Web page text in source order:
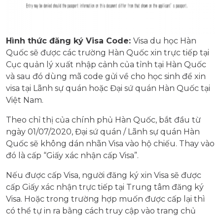
Hình thức đăng ký Visa Code: Visa du học Hàn
Quốc sẽ được các trường Hàn Quốc xin trực tiếp tại
Cục quản lý xuất nhập cảnh của tỉnh tại Hàn Quốc
và sau đó dùng mã code gửi về cho học sinh để xin
visa tại Lãnh sự quán hoặc Đại sứ quán Hàn Quốc tại
Việt Nam.
Theo chỉ thị của chính phủ Hàn Quốc, bắt đầu từ
ngày 01/07/2020, Đại sứ quán / Lãnh sự quán Hàn
Quốc sẽ không dán nhãn Visa vào hộ chiếu. Thay vào
đó là cấp “Giấy xác nhận cấp Visa”.
Nếu được cấp Visa, người đăng ký xin Visa sẽ được
cấp Giấy xác nhận trực tiếp tại Trung tâm đăng ký
Visa. Hoặc trong trường hợp muốn được cấp lại thì
có thể tự in ra bằng cách truy cập vào trang chủ